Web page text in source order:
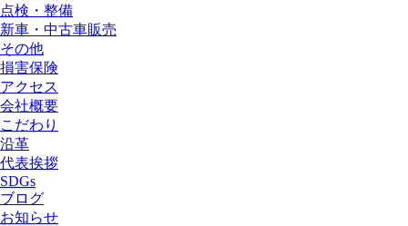
点検・整備
新車・中古車販売
その他
損害保険
アクセス
会社概要
こだわり
沿革
代表挨拶
SDGs
ブログ
お知らせ